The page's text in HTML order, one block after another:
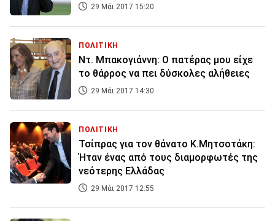
29 Μάι 2017 15:20
ΠΟΛΙΤΙΚΗ
Ντ. Μπακογιάννη: Ο πατέρας μου είχε
το θάρρος να πει δύσκολες αλήθειες
29 Μάι 2017 14:30
ΠΟΛΙΤΙΚΗ
Τσίπρας για τον θάνατο Κ.Μητσοτάκη:
Ήταν ένας από τους διαμορφωτές της
νεότερης Ελλάδας
29 Μάι 2017 12:55